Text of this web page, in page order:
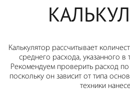
Калькулятор рассчитывает
среднего расхода, указанного в
Рекомендуем проверить расход
поскольку он зависит от типа
техники